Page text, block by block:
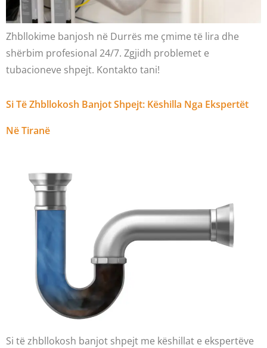
Zhbllokime banjosh në Durrës me çmime të lira dhe
shërbim profesional 24/7. Zgjidh problemet e
tubacioneve shpejt. Kontakto tani!
Si Të Zhbllokosh Banjot Shpejt: Këshilla Nga Ekspertët
Në Tiranë
Si të zhbllokosh banjot shpejt me këshillat e ekspertëve